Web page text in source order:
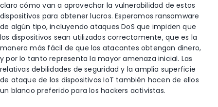
claro cómo van a aprovechar la vulnerabilidad de estos
dispositivos para obtener lucros. Esperamos ransomware
de algún tipo, incluyendo ataques DoS que impiden que
los dispositivos sean utilizados correctamente, que es la
manera más fácil de que los atacantes obtengan dinero,
y por lo tanto representa la mayor amenaza inicial. Las
relativas debilidades de seguridad y la amplia superficie
de ataque de los dispositivos IoT también hacen de ellos
un blanco preferido para los hackers activistas.